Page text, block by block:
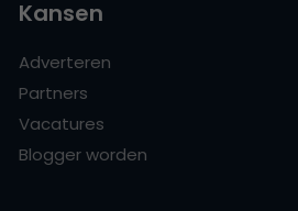
Kansen
Adverteren
Partners
Vacatures
Blogger worden